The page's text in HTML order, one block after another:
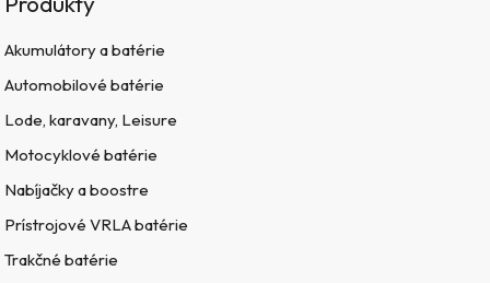
Akumulátory a batérie
Automobilové batérie
Lode, karavany, Leisure
Motocyklové batérie
Nabíjačky a boostre
Prístrojové VRLA batérie
Trakčné batérie